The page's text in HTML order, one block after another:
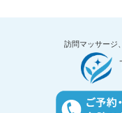
訪問マッサージ